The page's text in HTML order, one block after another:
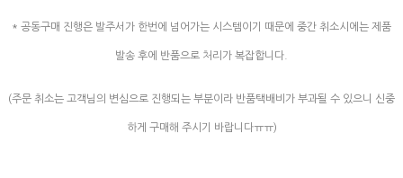
* 공동구매 진행은 발주서가 한번에 넘어가는 시스템이기 때문에 중간 취소시에는 제품
발송 후에 반품으로 처리가 복잡합니다.
(주문 취소는 고객님의 변심으로 진행되는 부분이라 반품택배비가 부과될 수 있으니 신중
하게 구매해 주시기 바랍니다ㅠㅠ)